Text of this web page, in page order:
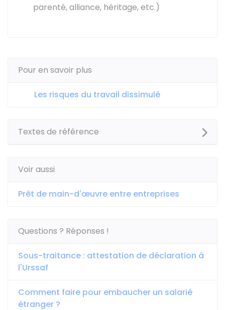
parenté, alliance, héritage, etc.)
Pour en savoir plus
Les risques du travail dissimulé
Textes de référence
Voir aussi
Prêt de main-d'œuvre entre entreprises
Questions ? Réponses !
Sous-traitance : attestation de déclaration à
l'Urssaf
Comment faire pour embaucher un salarié
étranger ?